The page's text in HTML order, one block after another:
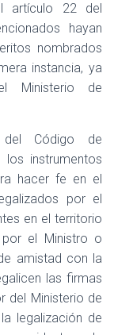
artículo 22 del
hayan
nombrados
instancia, ya
Ministerio de
Código de
instrumentos
hacer fe en el
por el
en el territorio
el Ministro o
amistad con la
las firmas
del Ministerio de
legalización de